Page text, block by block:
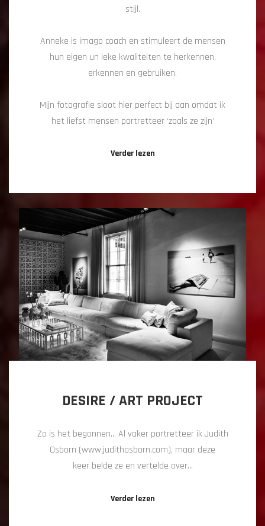
stijl.
Anneke is imago coach en stimuleert de mensen
hun eigen un ieke kwaliteiten te herkennen,
erkennen en gebruiken.
Mijn fotografie sloot hier perfect bij aan omdat ik
het liefst mensen portretteer ‘zoals ze zijn’
Verder lezen
DESIRE / ART PROJECT
Zo is het begonnen… Al vaker portretteer ik Judith
Osborn (www.judithosborn.com), maar deze
keer belde ze en vertelde over…
Verder lezen